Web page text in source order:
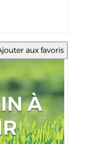
aux favoris